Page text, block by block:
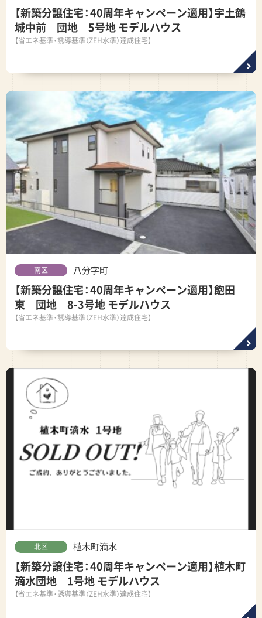
【新築分譲住宅：40周年キャンペーン適用】宇土鶴
城中前 団地 5号地 モデルハウス
【省エネ基準・誘導基準（ZEH水準）達成住宅】
南区 八分字町
【新築分譲住宅：40周年キャンペーン適用】飽田
東 団地 8-3号地 モデルハウス
【省エネ基準・誘導基準（ZEH水準）達成住宅】
北区 植木町滴水
【新築分譲住宅：40周年キャンペーン適用】植木町
滴水団地 1号地 モデルハウス
【省エネ基準・誘導基準（ZEH水準）達成住宅】